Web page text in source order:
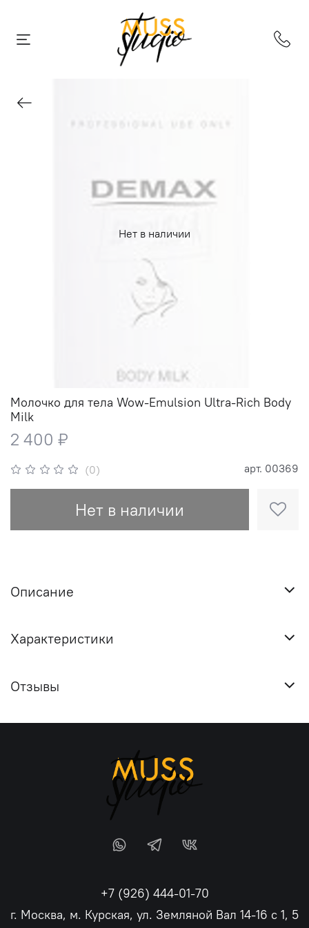
Нет в наличии
(0) арт. 00369
Молочко для тела Wow-Emulsion Ultra-Rich Body
Milk
2 400 ₽
Нет в наличии
Описание
Характеристики
Отзывы
+7 (926) 444-01-70
г. Москва, м. Курская, ул. Земляной Вал 14-16 с 1, 5